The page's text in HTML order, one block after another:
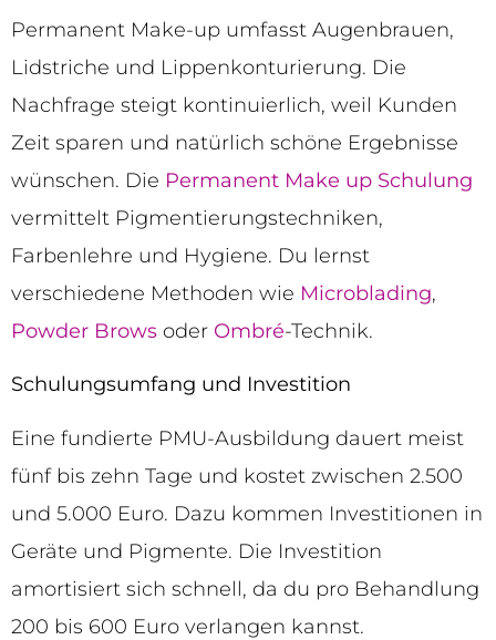
Permanent Make-up umfasst Augenbrauen,
Lidstriche und Lippenkonturierung. Die
Nachfrage steigt kontinuierlich, weil Kunden
Zeit sparen und natürlich schöne Ergebnisse
wünschen. Die Permanent Make up Schulung
vermittelt Pigmentierungstechniken,
Farbenlehre und Hygiene. Du lernst
verschiedene Methoden wie Microblading,
Powder Brows oder Ombré-Technik.
Schulungsumfang und Investition
Eine fundierte PMU-Ausbildung dauert meist
fünf bis zehn Tage und kostet zwischen 2.500
und 5.000 Euro. Dazu kommen Investitionen in
Geräte und Pigmente. Die Investition
amortisiert sich schnell, da du pro Behandlung
200 bis 600 Euro verlangen kannst.